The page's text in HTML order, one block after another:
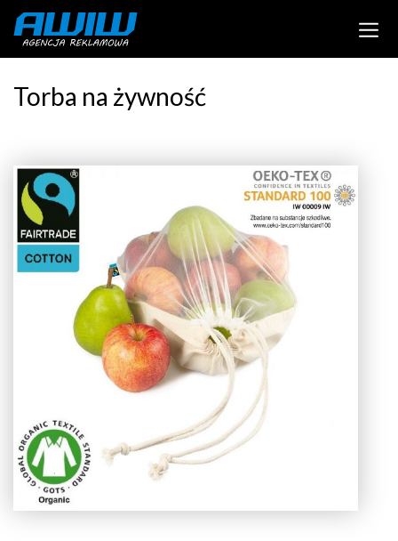
Torba na żywność